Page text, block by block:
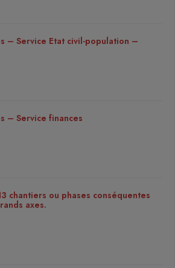
– Service Etat civil-population –
– Service finances
chantiers ou phases conséquentes
axes.